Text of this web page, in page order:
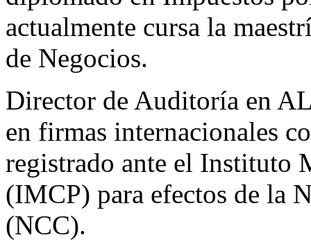
actualmente cursa la
de Negocios.
Director de Auditoría en
en firmas internacionales
registrado ante el Instituto
(IMCP) para efectos de la
(NCC).